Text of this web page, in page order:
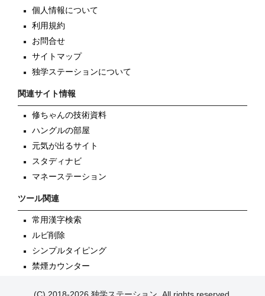
個人情報について
利用規約
お問合せ
サイトマップ
独学ステーションについて
関連サイト情報
修ちゃんの技術資料
ハングルの部屋
元気が出るサイト
スタディナビ
マネーステーション
ツール関連
常用漢字検索
ルビ削除
シンプルタイピング
禁煙カウンター